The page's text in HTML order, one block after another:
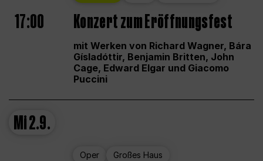
17:00 Konzert zum Eröffnungsfest
mit Werken von Richard Wagner, Bára
Gísladóttir, Benjamin Britten, John
Cage, Edward Elgar und Giacomo
Puccini
Mi2.9.
Oper Großes Haus